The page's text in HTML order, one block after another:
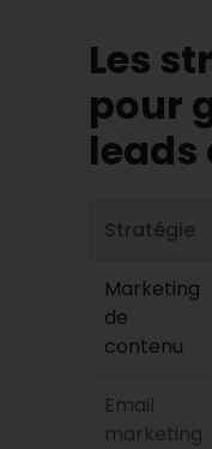
Les
pour
leads
Stratégie
Marketing
de
contenu
Email
marketing